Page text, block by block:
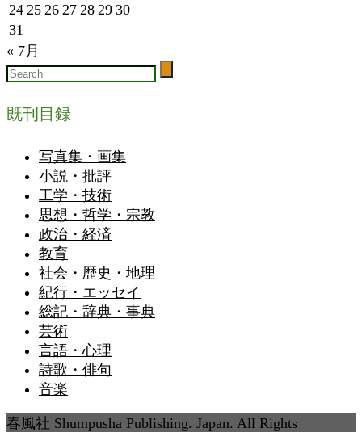
24 25 26 27 28 29 30
31
« 7月
既刊目録
写真集・画集
小説・批評
工学・技術
思想・哲学・宗教
政治・経済
教育
社会・歴史・地理
紀行・エッセイ
総記・辞典・事典
芸術
言語・心理
詩歌・俳句
音楽
春風社 Shumpusha Publishing. Japan. All Rights